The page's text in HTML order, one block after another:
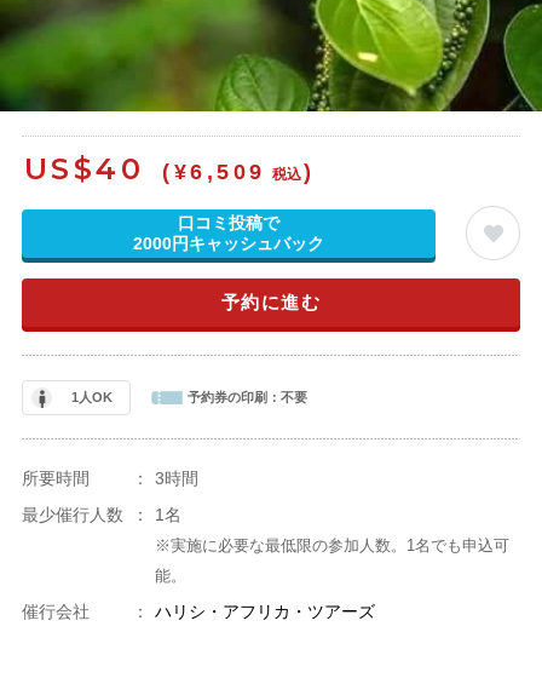
US$40 (¥6,509 税込)
口コミ投稿で
2000円キャッシュバック
予約に進む
1人OK 予約券の印刷： 不要
所要時間 ：
3時間
最少催行人数
： 1名
※実施に必要な最低限の参加人数。1名でも申込可
能。
催行会社 ： ハリシ・アフリカ・ツアーズ